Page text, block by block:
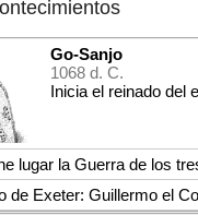
Go-Sanjo
1068 d. C.
Inicia el reinado del
lugar la Guerra de los
de Exeter: Guillermo el